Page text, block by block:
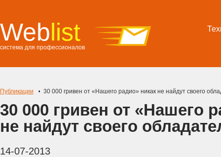
Weblist
система для профессионалов
Публикации 30 000 гривен от «Нашего радио» никак не найдут своего
30 000 гривен от «Нашего
не найдут своего
14-07-2013